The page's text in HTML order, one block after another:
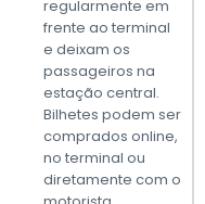
regularmente em
frente ao terminal
e deixam os
passageiros na
estação central.
Bilhetes podem ser
comprados online,
no terminal ou
diretamente com o